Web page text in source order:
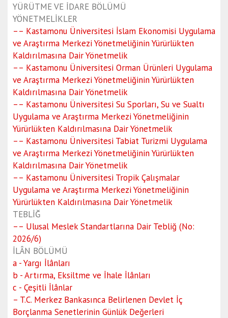
YÜRÜTME VE İDARE BÖLÜMÜ
YÖNETMELİKLER
–– Kastamonu Üniversitesi İslam Ekonomisi Uygulama
ve Araştırma Merkezi Yönetmeliğinin Yürürlükten
Kaldırılmasına Dair Yönetmelik
–– Kastamonu Üniversitesi Orman Ürünleri Uygulama
ve Araştırma Merkezi Yönetmeliğinin Yürürlükten
Kaldırılmasına Dair Yönetmelik
–– Kastamonu Üniversitesi Su Sporları, Su ve Sualtı
Uygulama ve Araştırma Merkezi Yönetmeliğinin
Yürürlükten Kaldırılmasına Dair Yönetmelik
–– Kastamonu Üniversitesi Tabiat Turizmi Uygulama
ve Araştırma Merkezi Yönetmeliğinin Yürürlükten
Kaldırılmasına Dair Yönetmelik
–– Kastamonu Üniversitesi Tropik Çalışmalar
Uygulama ve Araştırma Merkezi Yönetmeliğinin
Yürürlükten Kaldırılmasına Dair Yönetmelik
TEBLİĞ
–– Ulusal Meslek Standartlarına Dair Tebliğ (No:
2026/6)
İLÂN BÖLÜMÜ
a - Yargı İlânları
b - Artırma, Eksiltme ve İhale İlânları
c - Çeşitli İlânlar
– T.C. Merkez Bankasınca Belirlenen Devlet İç
Borçlanma Senetlerinin Günlük Değerleri